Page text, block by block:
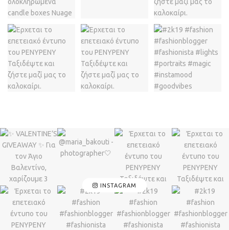
INSTAGRAM